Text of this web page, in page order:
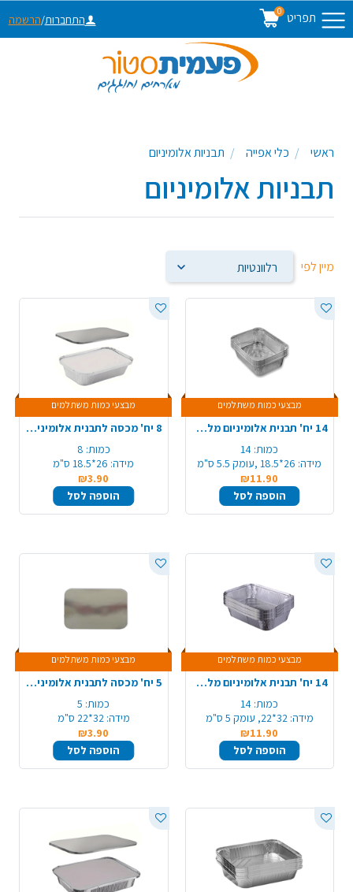
תפריט 0
התחברות/הרשמה
ראשי כלי אפייה תבניות אלומיניום
תבניות אלומיניום
מיין לפי
מבצעי כמות משתלמים
14 יח' תבנית אלומיניום מלבנית R64/8A
כמות: 14
מידה: 26*18.5 ,עומק 5.5 ס"מ
₪11.90
הוספה לסל
מבצעי כמות משתלמים
8 יח' מכסה לתבנית אלומיניום R64/8A
כמות: 8
מידה: 26*18.5 ס"מ
₪3.90
הוספה לסל
מבצעי כמות משתלמים
14 יח' תבנית אלומיניום מלבנית R2/90
כמות: 14
מידה: 32*22, עומק 5 ס"מ
₪11.90
הוספה לסל
מבצעי כמות משתלמים
5 יח' מכסה לתבנית אלומיניום 90/R2
כמות: 5
מידה: 32*22 ס"מ
₪3.90
הוספה לסל